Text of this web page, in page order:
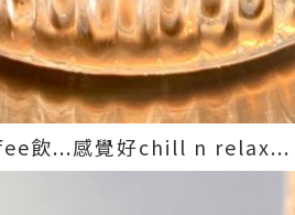
飲...感覺好chill n relax...